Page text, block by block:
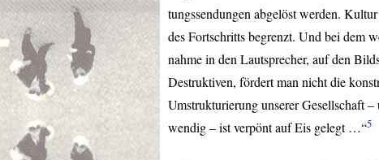
tungssendungen abgelöst werden.
des Fortschritts begrenzt. Und bei dem
nahme in den Lautsprecher, auf den
Destruktiven, fördert man nicht die
Umstrukturierung unserer Gesellschaft
wendig – ist verpönt auf Eis gelegt …“5